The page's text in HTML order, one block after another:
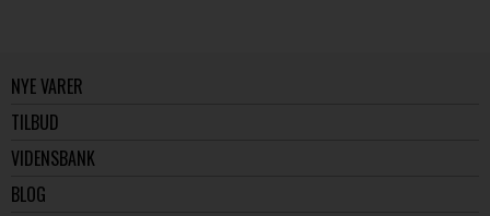
NYE VARER
TILBUD
VIDENSBANK
BLOG